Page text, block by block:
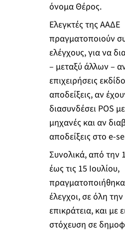
όνομα Θέρος.
Ελεγκτές της ΑΑΔΕ
πραγματοποιούν
ελέγχους, για να
– μεταξύ άλλων –
επιχειρήσεις
αποδείξεις, αν
διασυνδέσει POS
μηχανές και αν
αποδείξεις στο e-
Συνολικά, από την
έως τις 15 Ιουλίου,
έλεγχοι, σε όλη την
επικράτεια, και με
στόχευση σε